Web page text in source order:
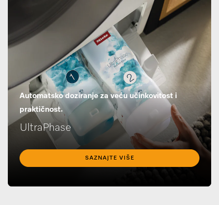
Automatsko doziranje za veću učinkovitost i
praktičnost.
UltraPhase
SAZNAJTE VIŠE